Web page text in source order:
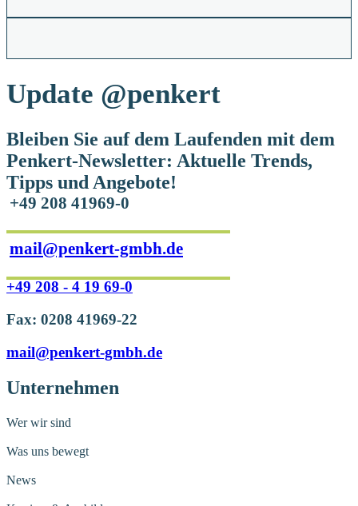
Update @penkert
Bleiben Sie auf dem Laufenden mit dem
Penkert-Newsletter: Aktuelle Trends,
Tipps und Angebote!
+49 208 41969-0
mail@penkert-gmbh.de
+49 208 - 4 19 69-0
Fax: 0208 41969-22
mail@penkert-gmbh.de
Unternehmen
Wer wir sind
Was uns bewegt
News